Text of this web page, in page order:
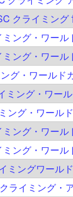
クライミング
ング・ワー
ング・ワー
ミング・ワー
ング・ワール
ング・ワー
ング・ワー
ミングワール
ライミング・